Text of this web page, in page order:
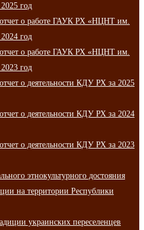
год
о работе ГАУК РХ «НЦНТ им.
год
о работе ГАУК РХ «НЦНТ им.
год
о деятельности КДУ РХ за 2025
о деятельности КДУ РХ за 2024
о деятельности КДУ РХ за 2023
этнокультурного достояния
на территории Республики
украинских переселенцев